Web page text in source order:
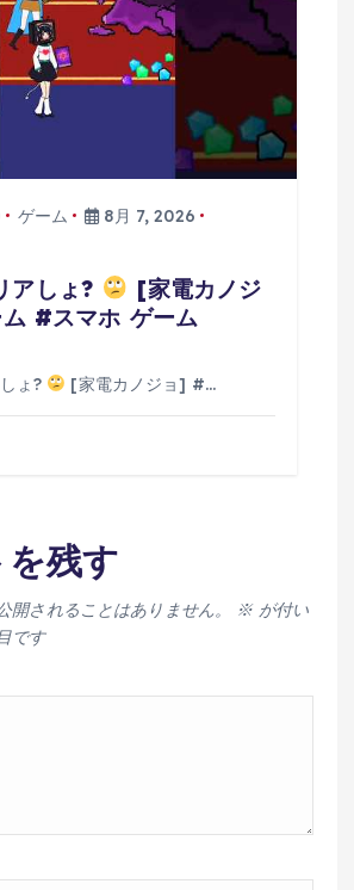
ゲーム
8月 7, 2026
アしょ?
[家電カノジ
#スマホ ゲーム
ょ? [家電カノジョ] #…
残す
開されることはありません。 ※が付い
です